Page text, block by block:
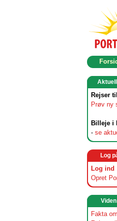
Rejser
Prøv ny
Billeje i
- se
Log
Log ind
Opret
Fakta